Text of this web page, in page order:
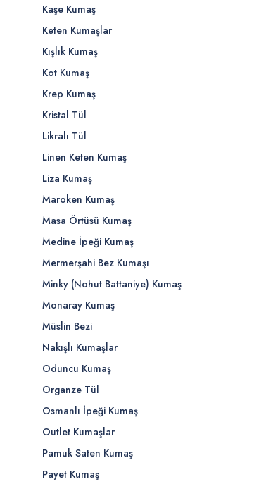
Kaşe Kumaş
Keten Kumaşlar
Kışlık Kumaş
Kot Kumaş
Krep Kumaş
Kristal Tül
Likralı Tül
Linen Keten Kumaş
Liza Kumaş
Maroken Kumaş
Masa Örtüsü Kumaş
Medine İpeği Kumaş
Mermerşahi Bez Kumaşı
Minky (Nohut Battaniye) Kumaş
Monaray Kumaş
Müslin Bezi
Nakışlı Kumaşlar
Oduncu Kumaş
Organze Tül
Osmanlı İpeği Kumaş
Outlet Kumaşlar
Pamuk Saten Kumaş
Payet Kumaş